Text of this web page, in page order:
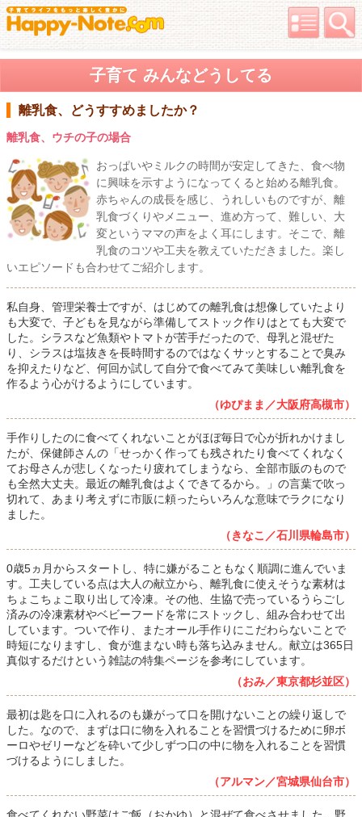
子育て みんなどうしてる
離乳食、どうすすめましたか？
離乳食、ウチの子の場合
おっぱいやミルクの時間が安定してきた、食べ物
に興味を示すようになってくると始める離乳食。
赤ちゃんの成長を感じ、うれしいものですが、離
乳食づくりやメニュー、進め方って、難しい、大
変というママの声をよく耳にします。そこで、離
乳食のコツや工夫を教えていただきました。楽し
いエピソードも合わせてご紹介します。
私自身、管理栄養士ですが、はじめての離乳食は想像していたより
も大変で、子どもを見ながら準備してストック作りはとても大変で
した。シラスなど魚類やトマトが苦手だったので、母乳と混ぜた
り、シラスは塩抜きを長時間するのではなくサッとすることで臭み
を抑えたりなど、何回か試して自分で食べてみて美味しい離乳食を
作るよう心がけるようにしています。
（ゆぴまま／大阪府高槻市）
手作りしたのに食べてくれないことがほぼ毎日で心が折れかけまし
たが、保健師さんの「せっかく作っても残されたり食べてくれなく
てお母さんが悲しくなったり疲れてしまうなら、全部市販のもので
も全然大丈夫。最近の離乳食はよくできてるから。」の言葉で吹っ
切れて、あまり考えずに市販に頼ったらいろんな意味でラクになり
ました。
（きなこ／石川県輪島市）
0歳5ヵ月からスタートし、特に嫌がることもなく順調に進んでいま
す。工夫している点は大人の献立から、離乳食に使えそうな素材は
ちょこちょこ取り出して冷凍。その他、生協で売っているうらごし
済みの冷凍素材やベビーフードを常にストックし、組み合わせて出
しています。ついで作り、またオール手作りにこだわらないことで
時短になりますし、食が進まない時も落ち込みません。献立は365日
真似するだけという雑誌の特集ページを参考にしています。
（おみ／東京都杉並区）
最初は匙を口に入れるのも嫌がって口を開けないことの繰り返しで
した。なので、まずは口に物を入れることを習慣づけるために卵ボ
ーロやゼリーなどを砕いて少しずつ口の中に物を入れることを習慣
づけるようにしました。
（アルマン／宮城県仙台市）